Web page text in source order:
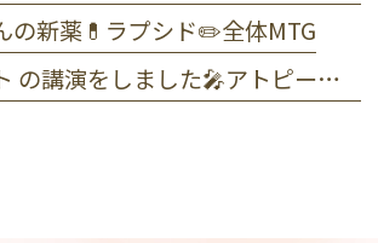
の新薬💊ラプシド✏️全体MTG
デュピクセント の講演をしました🎤アトピー性皮膚炎